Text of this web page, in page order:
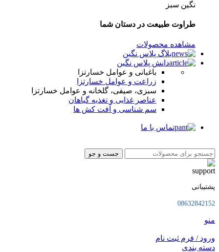
نگین سبز
طراوت طبیعت در دستان شما
مشاهده محصولات
بلاگ پلاس نگین
دانش پلاس نگین
باغبانی و عوامل خسارتزا
زراعت و عوامل خسارتزا
سبزی، صیفی، گلخانه و عوامل خسارتزا
عناصر غذایی و تغذیه گیاهان
سم شناسی و آفت کش ها
تماس با ما
جست و جو
پشتیبانی
08632842152
منو
ورود / فرم ثبت نام
دسته بندی